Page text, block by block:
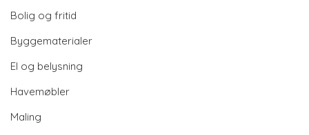
Bolig og fritid
Byggematerialer
El og belysning
Havemøbler
Maling